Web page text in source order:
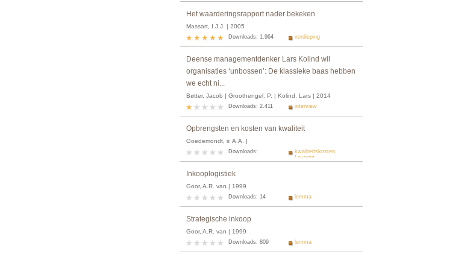
Het waarderingsrapport nader bekeken
Massart, I.J.J. | 2005
Downloads: 1.964 verdieping
Deense managementdenker Lars Kolind wil
organisaties ‘unbossen’: De klassieke baas hebben
we echt ni...
Bøtter, Jacob | Groothengel, P. | Kolind, Lars | 2014
Downloads: 2.411 interview
Opbrengsten en kosten van kwaliteit
Goedemondt, ir. A.A. |
Downloads:
kwaliteitskosten,
Leveran...
Inkooplogistiek
Goor, A.R. van | 1999
Downloads: 14 lemma
Strategische inkoop
Goor, A.R. van | 1999
Downloads: 809 lemma